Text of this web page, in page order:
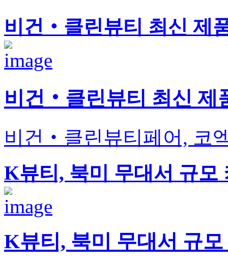
비건‧클린뷰티 최신 제
비건‧클린뷰티 최신
비건‧클린뷰티페어, 코
K뷰티, 북미 무대서 규모
K뷰티, 북미 무대서 규